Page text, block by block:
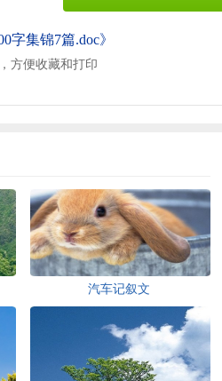
字集锦7篇.doc》
方便收藏和打印
汽车记叙文